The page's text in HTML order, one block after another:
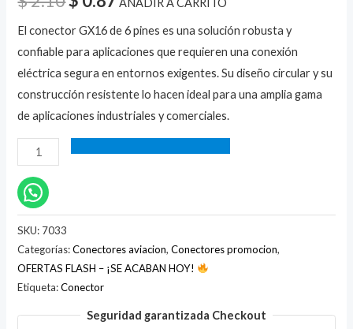
El conector GX16 de 6 pines es una solución robusta y
confiable para aplicaciones que requieren una conexión
eléctrica segura en entornos exigentes. Su diseño circular y su
construcción resistente lo hacen ideal para una amplia gama
de aplicaciones industriales y comerciales.
SKU: 7033
Categorías:Conectores aviacion,Conectores promocion,
OFERTAS FLASH – ¡SE ACABAN HOY!
Etiqueta:Conector
Seguridad garantizada Checkout